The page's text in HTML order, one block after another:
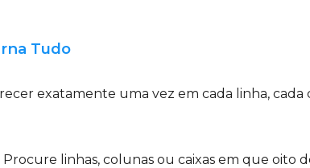
Tudo
exatamente uma vez em cada linha,
Procure linhas, colunas ou caixas em que oito